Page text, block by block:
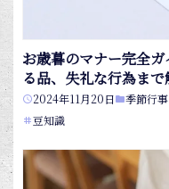
お歳暮のマナー完全
る品、失礼な行為まで
2024年11月20日
季節行事
豆知識